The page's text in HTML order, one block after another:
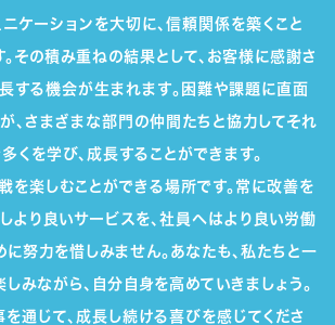
ケーションを大切に、信頼関係を築くこと
その積み重ねの結果として、お客様に感謝さ
長する機会が生まれます｡困難や課題に直面
、さまざまな部門の仲間たちと協力してそれ
くを学び、成長することができます。
を楽しむことができる場所です。常に改善を
より良いサービスを、社員へはより良い労働
努力を惜しみません。あなたも、私たちと一
みながら、自分自身を高めていきましょう。
通じて、成長し続ける喜びを感じてくださ